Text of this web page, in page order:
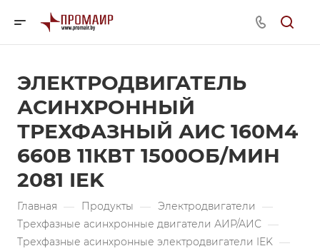
ЭЛЕКТРОДВИГАТЕЛЬ
АСИНХРОННЫЙ
ТРЕХФАЗНЫЙ АИС 160M4
660В 11КВТ 1500ОБ/МИН
2081 IEK
Главная — Продукты — Электродвигатели —
Трехфазные асинхронные двигатели АИР/АИС —
Трехфазные асинхронные электродвигатели IEK —